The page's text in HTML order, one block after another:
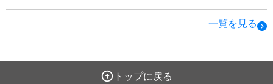
一覧を見る
トップに戻る